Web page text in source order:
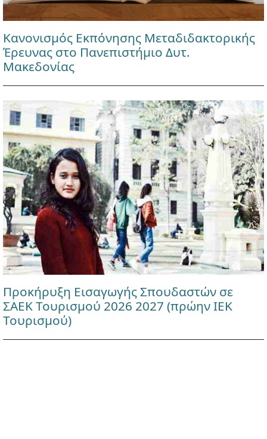
Κανονισμός Εκπόνησης Μεταδιδακτορικής
Έρευνας στο Πανεπιστήμιο Δυτ.
Μακεδονίας
Προκήρυξη Εισαγωγής Σπουδαστών σε
ΣΑΕΚ Τουρισμού 2026 2027 (πρώην ΙΕΚ
Τουρισμού)